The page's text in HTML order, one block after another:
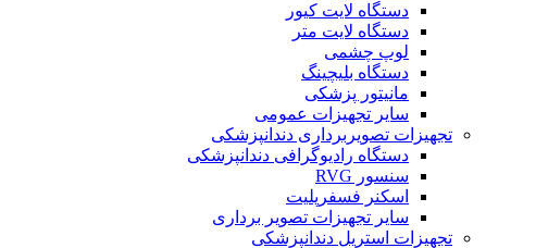
دستگاه لایت کیور
دستگاه لایت متر
لوپ چشمی
دستگاه بلیچینگ
مانیتور پزشکی
سایر تجهیزات عمومی
تجهیزات تصویربرداری دندانپزشکی
دستگاه رادیوگرافی دندانپزشکی
سنسور RVG
اسکنر فسفرپلیت
سایر تجهیزات تصویر برداری
تجهیزات استریل دندانپزشکی